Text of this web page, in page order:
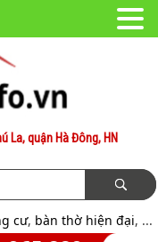
La, quận Hà Đông, HN
cư, bàn thờ hiện đại, ...